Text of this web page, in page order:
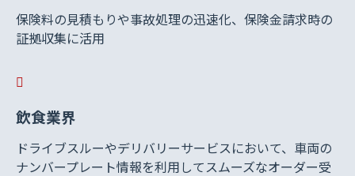
保険料の見積もりや事故処理の迅速化、保険金請求時の
証拠収集に活用
飲食業界
ドライブスルーやデリバリーサービスにおいて、車両の
ナンバープレート情報を利用してスムーズなオーダー受